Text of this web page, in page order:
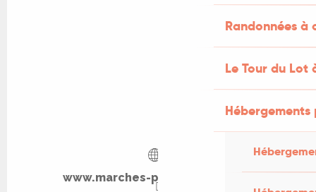
Randonnées
Le Tour du Lot
www.marches-producteurs.com